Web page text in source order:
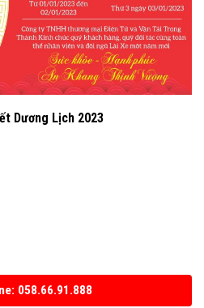
Dương Lịch 2023
058.66.91.888